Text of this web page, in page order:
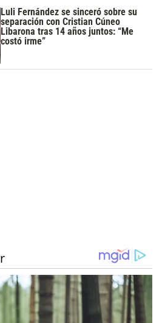
Luli Fernández se sinceró sobre su
separación con Cristian Cúneo
Libarona tras 14 años juntos: “Me
costó irme”